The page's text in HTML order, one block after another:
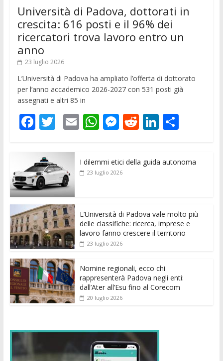
Università di Padova, dottorati in
crescita: 616 posti e il 96% dei
ricercatori trova lavoro entro un
anno
23 luglio 2026
L’Università di Padova ha ampliato l’offerta di dottorato
per l’anno accademico 2026-2027 con 531 posti già
assegnati e altri 85 in
F
e
b
o
o
k
T
itt
er
E
ai
l
W
s
p
M
ss
e
er
R
di
Li
e
C
di
I dilemmi etici della guida autonoma
23 luglio 2026
L’Università di Padova vale molto più
delle classifiche: ricerca, imprese e
lavoro fanno crescere il territorio
23 luglio 2026
Nomine regionali, ecco chi
rappresenterà Padova negli enti:
dall’Ater all’Esu fino al Corecom
20 luglio 2026